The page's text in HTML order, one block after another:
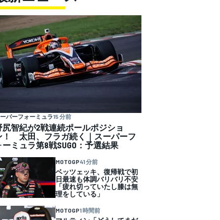
パーフォーミュラ15 分前
尻智紀が2戦連続ポールポジショ
！ 太田、フラガ続く｜スーパーフ
ーミュラ第8戦SUGO：予選結果
MOTOGP41 分前
ベッツェッキ、復帰戦で初
日最速も体調バリバリ不安
「疲れ切っていたし膝は無
理をしている」
MOTOGP1 時間前